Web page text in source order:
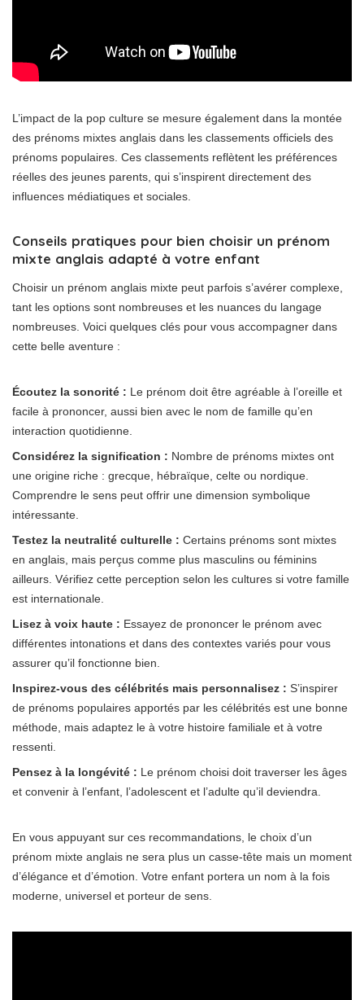
L’impact de la pop culture se mesure également dans la montée
des prénoms mixtes anglais dans les classements officiels des
prénoms populaires. Ces classements reflètent les préférences
réelles des jeunes parents, qui s’inspirent directement des
influences médiatiques et sociales.
Conseils pratiques pour bien choisir un prénom
mixte anglais adapté à votre enfant
Choisir un prénom anglais mixte peut parfois s’avérer complexe,
tant les options sont nombreuses et les nuances du langage
nombreuses. Voici quelques clés pour vous accompagner dans
cette belle aventure :
Écoutez la sonorité : Le prénom doit être agréable à l’oreille et
facile à prononcer, aussi bien avec le nom de famille qu’en
interaction quotidienne.
Considérez la signification : Nombre de prénoms mixtes ont
une origine riche : grecque, hébraïque, celte ou nordique.
Comprendre le sens peut offrir une dimension symbolique
intéressante.
Testez la neutralité culturelle : Certains prénoms sont mixtes
en anglais, mais perçus comme plus masculins ou féminins
ailleurs. Vérifiez cette perception selon les cultures si votre famille
est internationale.
Lisez à voix haute : Essayez de prononcer le prénom avec
différentes intonations et dans des contextes variés pour vous
assurer qu’il fonctionne bien.
Inspirez-vous des célébrités mais personnalisez : S’inspirer
de prénoms populaires apportés par les célébrités est une bonne
méthode, mais adaptez le à votre histoire familiale et à votre
ressenti.
Pensez à la longévité : Le prénom choisi doit traverser les âges
et convenir à l’enfant, l’adolescent et l’adulte qu’il deviendra.
En vous appuyant sur ces recommandations, le choix d’un
prénom mixte anglais ne sera plus un casse-tête mais un moment
d’élégance et d’émotion. Votre enfant portera un nom à la fois
moderne, universel et porteur de sens.